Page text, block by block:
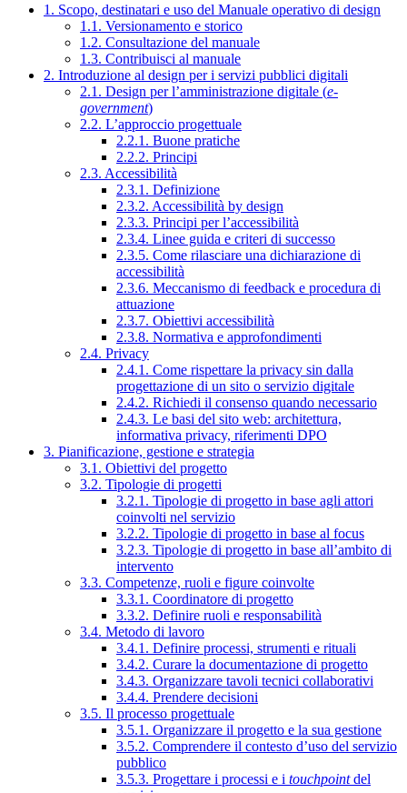
1. Scopo, destinatari e uso del Manuale operativo di design
1.1. Versionamento e storico
1.2. Consultazione del manuale
1.3. Contribuisci al manuale
2. Introduzione al design per i servizi pubblici digitali
2.1. Design per l’amministrazione digitale (e-
government)
2.2. L’approccio progettuale
2.2.1. Buone pratiche
2.2.2. Principi
2.3. Accessibilità
2.3.1. Definizione
2.3.2. Accessibilità by design
2.3.3. Principi per l’accessibilità
2.3.4. Linee guida e criteri di successo
2.3.5. Come rilasciare una dichiarazione di
accessibilità
2.3.6. Meccanismo di feedback e procedura di
attuazione
2.3.7. Obiettivi accessibilità
2.3.8. Normativa e approfondimenti
2.4. Privacy
2.4.1. Come rispettare la privacy sin dalla
progettazione di un sito o servizio digitale
2.4.2. Richiedi il consenso quando necessario
2.4.3. Le basi del sito web: architettura,
informativa privacy, riferimenti DPO
3. Pianificazione, gestione e strategia
3.1. Obiettivi del progetto
3.2. Tipologie di progetti
3.2.1. Tipologie di progetto in base agli attori
coinvolti nel servizio
3.2.2. Tipologie di progetto in base al focus
3.2.3. Tipologie di progetto in base all’ambito di
intervento
3.3. Competenze, ruoli e figure coinvolte
3.3.1. Coordinatore di progetto
3.3.2. Definire ruoli e responsabilità
3.4. Metodo di lavoro
3.4.1. Definire processi, strumenti e rituali
3.4.2. Curare la documentazione di progetto
3.4.3. Organizzare tavoli tecnici collaborativi
3.4.4. Prendere decisioni
3.5. Il processo progettuale
3.5.1. Organizzare il progetto e la sua gestione
3.5.2. Comprendere il contesto d’uso del servizio
pubblico
3.5.3. Progettare i processi e i touchpointdel